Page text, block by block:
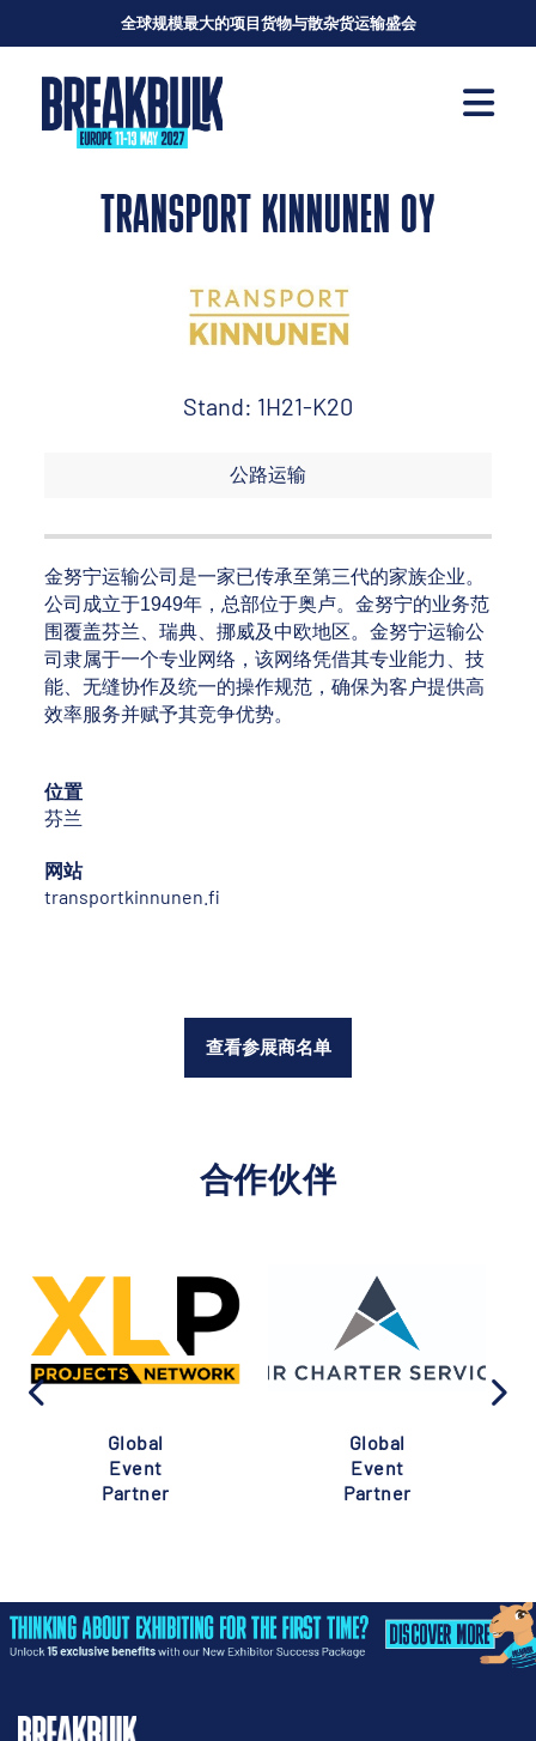
全球规模最大的项目货物与散杂货运输盛会
TRANSPORT KINNUNEN OY
Stand: 1H21-K20
公路运输
金努宁运输公司是一家已传承至第三代的家族企业。
公司成立于1949年，总部位于奥卢。金努宁的业务范
围覆盖芬兰、瑞典、挪威及中欧地区。金努宁运输公
司隶属于一个专业网络，该网络凭借其专业能力、技
能、无缝协作及统一的操作规范，确保为客户提供高
效率服务并赋予其竞争优势。
位置
芬兰
网站
transportkinnunen.fi
查看参展商名单
合作伙伴
Global
Event
Partner
Global
Event
Partner